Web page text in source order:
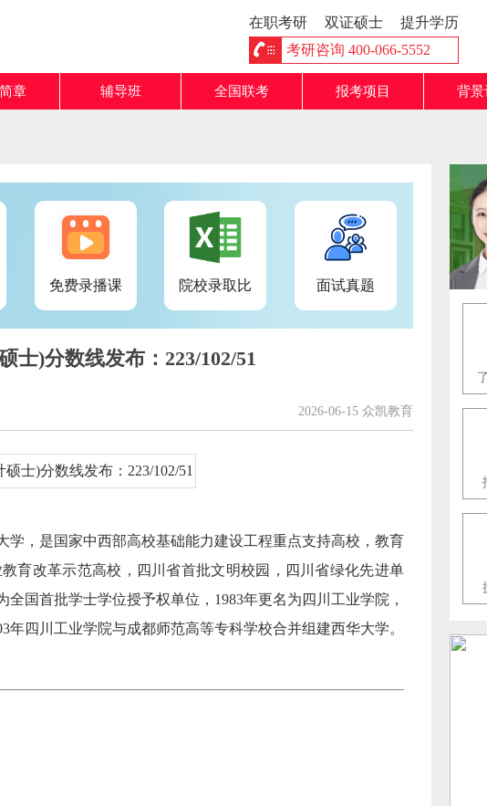
在职考研 双证硕士
提升学历
考研咨询 400-066-5552
章 辅导班 全国联考 报考项目 背景
免费录播课 院校录取比 面试真题
士)分数线发布：223/102/51
2026-06-15 众凯教育
，是国家中西部高校基础能力建设工程重点支持高校，教育
育改革示范高校，四川省首批文明校园，四川省绿化先进单
国首批学士学位授予权单位，1983年更名为四川工业学院，
四川工业学院与成都师范高等专科学校合并组建西华大学。